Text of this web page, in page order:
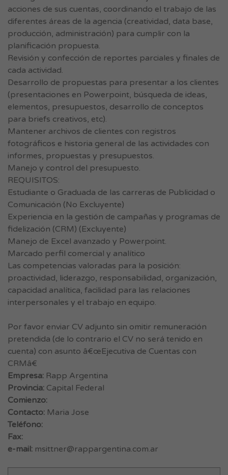
acciones de sus cuentas, coordinando el trabajo de las
diferentes áreas de la agencia (creatividad, data base,
producción, administración) para cumplir con la
planificación propuesta.
Revisión y confección de reportes parciales y finales de
cada actividad.
Desarrollo de propuestas para presentar a los clientes
(presentaciones en Powerpoint, búsqueda de ideas,
elementos, presupuestos, desarrollo de conceptos
para briefs creativos, etc).
Mantener archivos de clientes con registros
fotográficos e historia general de las actividades con
informes, propuestas y presupuestos.
Manejo y control del presupuesto.
REQUISITOS:
Estudiante o Graduada de las carreras de Publicidad o
Comunicación (No Excluyente)
Experiencia en la gestión de campañas y programas de
fidelización (CRM) (Excluyente)
Manejo de Excel avanzado y Powerpoint.
Marcado perfil comercial y analítico
Las competencias valoradas para la posición:
proactividad, liderazgo, responsabilidad, organización,
capacidad analítica, facilidad para las relaciones
interpersonales y el trabajo en equipo.
Por favor enviar CV adjunto sin omitir remuneración
pretendida (de lo contrario el CV no será tenido en
cuenta) con asunto â€œEjecutiva de Cuentas con
CRMâ€
Empresa: Rapp Argentina
Provincia: Capital Federal
Comienzo:
Contacto: Maria Jose
Teléfono:
Fax:
e-mail: msittner@rappargentina.com.ar